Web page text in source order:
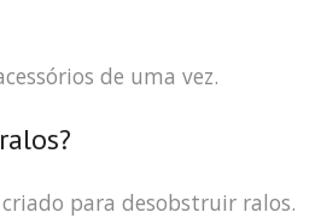
de uma vez.
para desobstruir ralos.